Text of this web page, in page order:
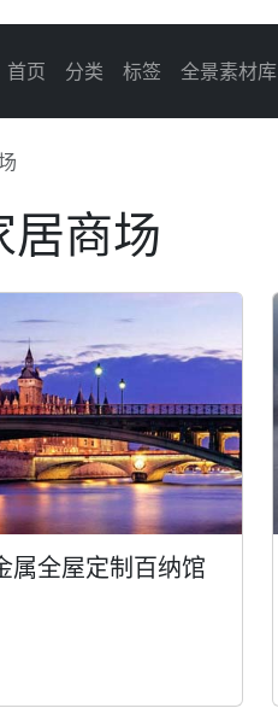
首页 分类 标签 全景素材库
居商场
属全屋定制百纳馆